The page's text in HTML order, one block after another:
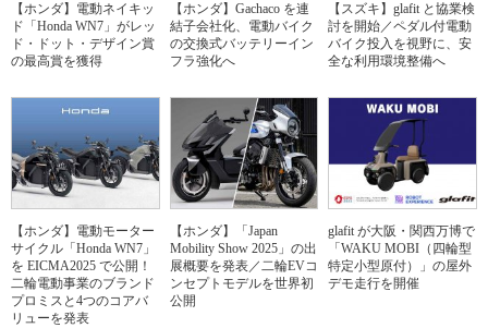
【ホンダ】電動ネイキッ
ド「Honda WN7」がレッ
ド・ドット・デザイン賞
の最高賞を獲得
【ホンダ】Gachaco を連
結子会社化、電動バイク
の交換式バッテリーイン
フラ強化へ
【スズキ】glafit と協業検
討を開始／ペダル付電動
バイク投入を視野に、安
全な利用環境整備へ
【ホンダ】電動モーター
サイクル「Honda WN7」
を EICMA2025 で公開！
二輪電動事業のブランド
プロミスと4つのコアバ
リューを発表
【ホンダ】「Japan
Mobility Show 2025」の出
展概要を発表／二輪EVコ
ンセプトモデルを世界初
公開
glafit が大阪・関西万博で
「WAKU MOBI（四輪型
特定小型原付）」の屋外
デモ走行を開催